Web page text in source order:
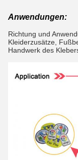
Anwendungen:
Richtung und
Kleiderzusätze,
Handwerk des